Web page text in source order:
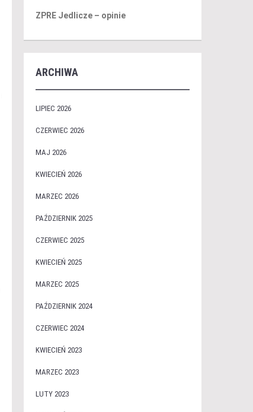
ZPRE Jedlicze – opinie
ARCHIWA
LIPIEC 2026
CZERWIEC 2026
MAJ 2026
KWIECIEŃ 2026
MARZEC 2026
PAŹDZIERNIK 2025
CZERWIEC 2025
KWIECIEŃ 2025
MARZEC 2025
PAŹDZIERNIK 2024
CZERWIEC 2024
KWIECIEŃ 2023
MARZEC 2023
LUTY 2023